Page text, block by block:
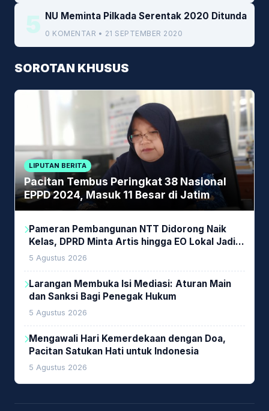
5 NU Meminta Pilkada Serentak 2020 Ditunda
0 KOMENTAR • 21 SEPTEMBER 2020
SOROTAN KHUSUS
LIPUTAN BERITA
Pacitan Tembus Peringkat 38 Nasional
EPPD 2024, Masuk 11 Besar di Jatim
Pameran Pembangunan NTT Didorong Naik
Kelas, DPRD Minta Artis hingga EO Lokal Jadi
Prioritas
5 Agustus 2026
Larangan Membuka Isi Mediasi: Aturan Main
dan Sanksi Bagi Penegak Hukum
5 Agustus 2026
Mengawali Hari Kemerdekaan dengan Doa,
Pacitan Satukan Hati untuk Indonesia
5 Agustus 2026